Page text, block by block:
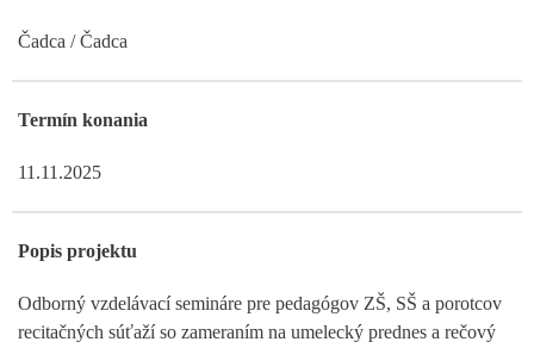
Čadca / Čadca
Termín konania
11.11.2025
Popis projektu
Odborný vzdelávací semináre pre pedagógov ZŠ, SŠ a porotcov
recitačných súťaží so zameraním na umelecký prednes a rečový